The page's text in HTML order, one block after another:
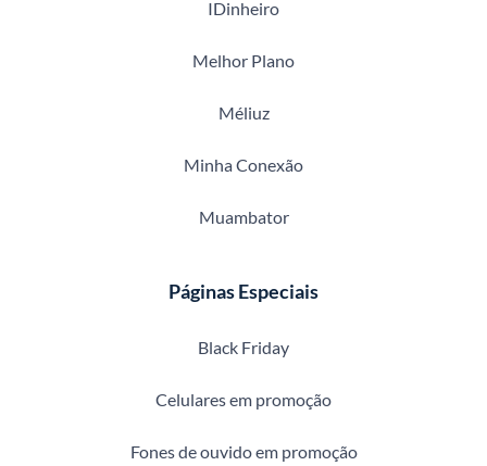
IDinheiro
Melhor Plano
Méliuz
Minha Conexão
Muambator
Páginas Especiais
Black Friday
Celulares em promoção
Fones de ouvido em promoção